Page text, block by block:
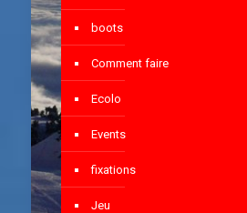
boots
Comment faire
Ecolo
Events
fixations
Jeu